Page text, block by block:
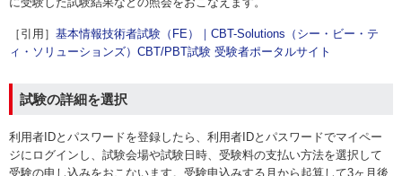
［引用］ 基本情報技術者試験（FE）｜CBT-Solutions（シー・ビー・テ
ィ・ソリューションズ）CBT/PBT試験 受験者ポータルサイト
試験の詳細を選択
利用者IDとパスワードを登録したら、利用者IDとパスワードでマイペー
ジにログインし、試験会場や試験日時、受験料の支払い方法を選択して
受験の申し込みをおこないます。受験申込みする月から起算して3ヶ月後